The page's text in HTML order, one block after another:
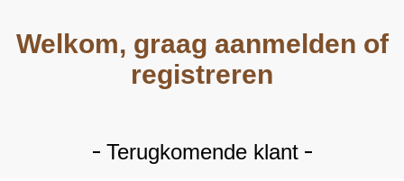
Welkom, graag aanmelden of
registreren
Terugkomende klant